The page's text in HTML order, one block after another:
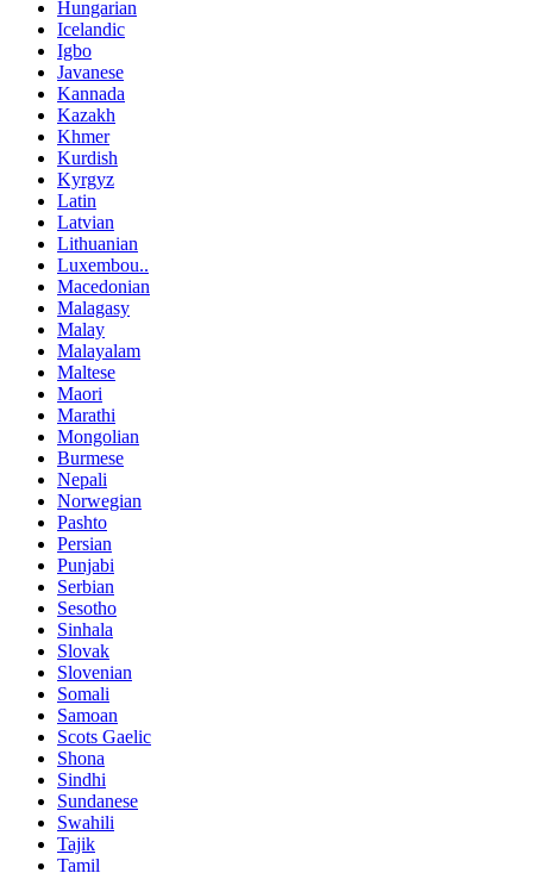
Hungarian
Icelandic
Igbo
Javanese
Kannada
Kazakh
Khmer
Kurdish
Kyrgyz
Latin
Latvian
Lithuanian
Luxembou..
Macedonian
Malagasy
Malay
Malayalam
Maltese
Maori
Marathi
Mongolian
Burmese
Nepali
Norwegian
Pashto
Persian
Punjabi
Serbian
Sesotho
Sinhala
Slovak
Slovenian
Somali
Samoan
Scots Gaelic
Shona
Sindhi
Sundanese
Swahili
Tajik
Tamil